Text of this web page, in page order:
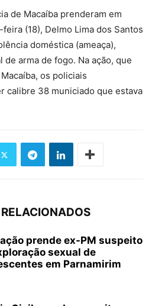
de Macaíba prenderam em
(18), Delmo Lima dos Santos
doméstica (ameaça),
arma de fogo. Na ação, que
os policiais
calibre 38 municiado que estava
prende ex-PM suspeito
sexual de
em Parnamirim